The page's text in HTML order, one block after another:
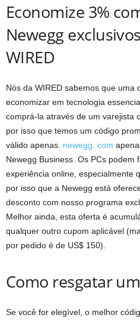
Economize 3%
Newegg
WIRED
Nós da WIRED sabemos que uma
economizar em tecnologia
comprá-la através de um varejista
por isso que temos um código
válido apenas. newegg. com
Newegg Business. Os PCs podem
experiência online, especialmente
por isso que a Newegg está
desconto com nosso programa
Melhor ainda, esta oferta é
qualquer outro cupom aplicável
por pedido é de US$ 150).
Como resgatar
Se você for elegível, o melhor